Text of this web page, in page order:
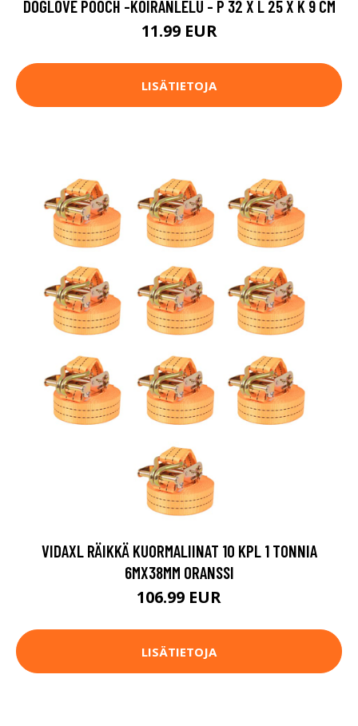
DOGLOVE POOCH -KOIRANLELU - P 32 X L 25 X K 9 CM
11.99 EUR
LISÄTIETOJA
VIDAXL RÄIKKÄ KUORMALIINAT 10 KPL 1 TONNIA
6MX38MM ORANSSI
106.99 EUR
LISÄTIETOJA